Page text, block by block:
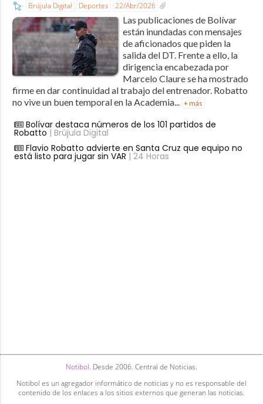
Brújula Digital Deportes 22/Abr/2026
Las publicaciones de Bolívar
están inundadas con mensajes
de aficionados que piden la
salida del DT. Frente a ello, la
dirigencia encabezada por
Marcelo Claure se ha mostrado
firme en dar continuidad al trabajo del entrenador. Robatto
no vive un buen temporal en la Academia... + más
Bolívar destaca números de los 101 partidos de
Robatto | Brújula Digital
Flavio Robatto advierte en Santa Cruz que equipo no
está listo para jugar sin VAR | 24 Horas
Notibol. Desde 2006. Central de Noticias.
Notibol es un agregador informático de noticias y no es responsable del
contenido de los enlaces a los sitios externos que generan las noticias.